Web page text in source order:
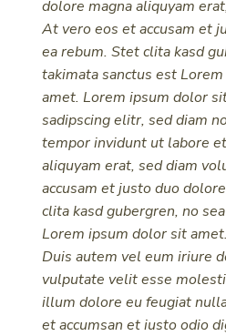
dolore magna aliquyam
At vero eos et accusam et
ea rebum. Stet clita kasd
takimata sanctus est
amet. Lorem ipsum dolor
sadipscing elitr, sed diam
tempor invidunt ut labore
aliquyam erat, sed diam
accusam et justo duo
clita kasd gubergren, no
Lorem ipsum dolor sit amet.
Duis autem vel eum iriure
vulputate velit esse
illum dolore eu feugiat
et accumsan et iusto odio